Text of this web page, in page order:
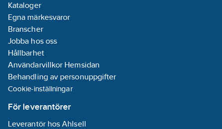
Kataloger
Egna märkesvaror
Branscher
Jobba hos oss
Hållbarhet
Användarvillkor Hemsidan
Behandling av personuppgifter
Cookie-inställningar
För leverantörer
Leverantör hos Ahlsell